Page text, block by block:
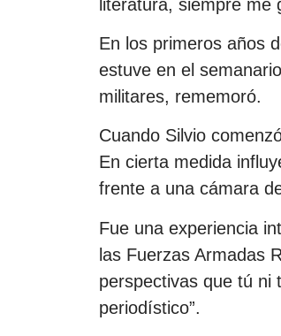
literatura, siempre me
En los primeros años
estuve en el
militares, rememoró.
Cuando Silvio
En cierta medida
frente a una cámara
Fue una experiencia
las Fuerzas Armadas
perspectivas que tú ni
periodístico”.